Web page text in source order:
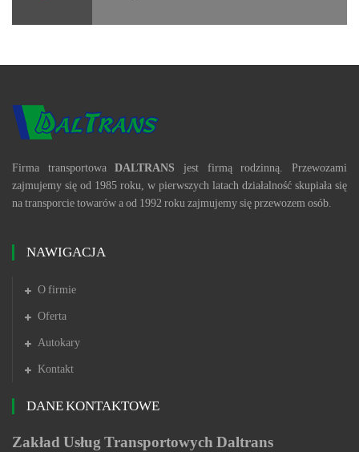
Firma transportowaDALTRANS jest firmą rodzinną. Przewozami
zajmujemy się od 1985 roku, w pierwszych latach działalność skupiała się
na transporcie towarów a od 1992 roku zajmujemy się przewozem osób.
NAWIGACJA
O firmie
Oferta
Autokary
Kontakt
DANE KONTAKTOWE
Zakład Usług Transportowych Daltrans